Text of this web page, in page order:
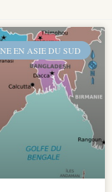
EN ASIE DU SUD